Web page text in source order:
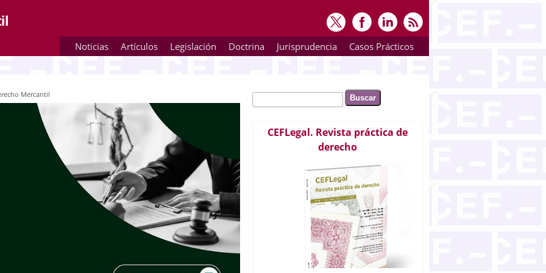
Noticias Artículos Legislación Doctrina Jurisprudencia Casos Prácticos
Mercantil Formulario de búsqueda
Buscar
CEFLegal. Revista práctica de
derecho